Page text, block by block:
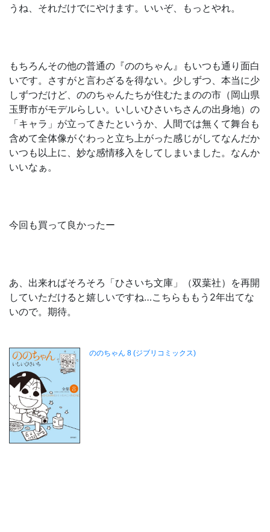
うね、それだけでにやけます。いいぞ、もっとやれ。
もちろんその他の普通の『ののちゃん』もいつも通り面白
いです。さすがと言わざるを得ない。少しずつ、本当に少
しずつだけど、ののちゃんたちが住むたまのの市（岡山県
玉野市がモデルらしい。いしいひさいちさんの出身地）の
「キャラ」が立ってきたというか、人間では無くて舞台も
含めて全体像がぐわっと立ち上がった感じがしてなんだか
いつも以上に、妙な感情移入をしてしまいました。なんか
いいなぁ。
今回も買って良かったー
あ、出来ればそろそろ「ひさいち文庫」（双葉社）を再開
していただけると嬉しいですね…こちらももう2年出てな
いので。期待。